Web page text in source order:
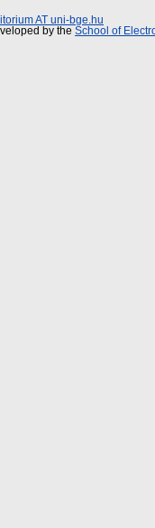
AT uni-bge.hu
by the School of